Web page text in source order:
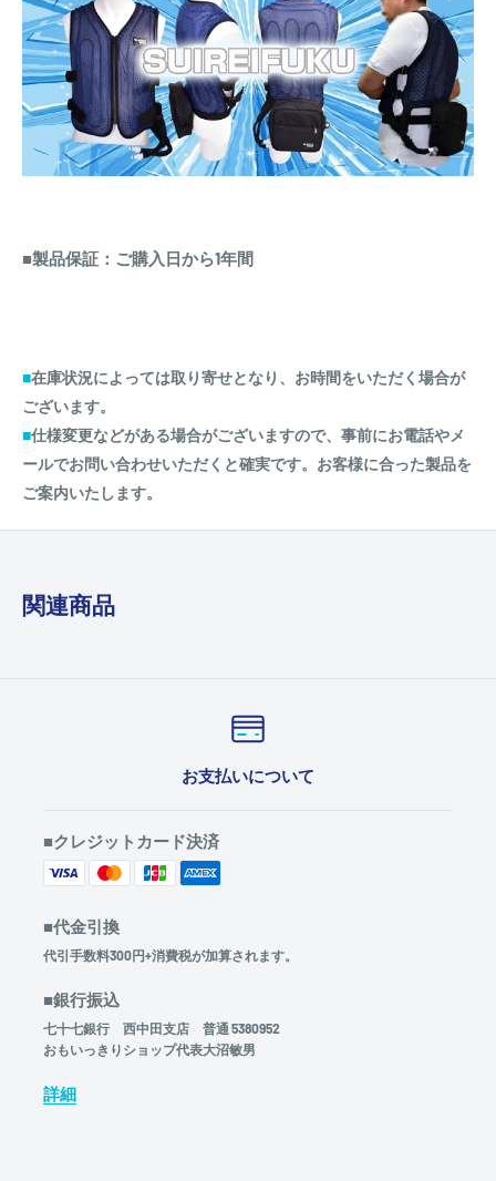
■製品保証：ご購入日から1年間
■在庫状況によっては取り寄せとなり、お時間をいただく場合が
ございます。
■仕様変更などがある場合がございますので、事前にお電話やメ
ールでお問い合わせいただくと確実です。お客様に合った製品を
ご案内いたします。
関連商品
お支払いについて
■クレジットカード決済
■代金引換
代引手数料300円+消費税が加算されます。
■銀行振込
七十七銀行 西中田支店 普通 5380952
おもいっきりショップ代表大沼敏男
詳細